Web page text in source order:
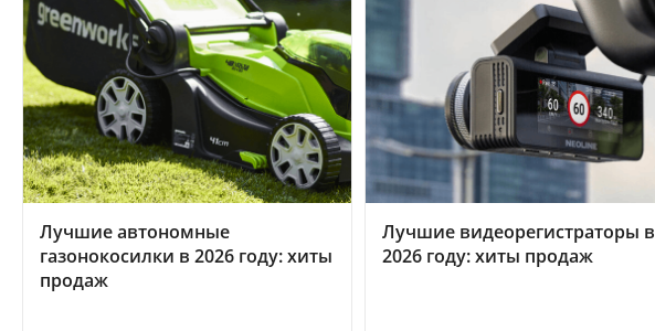
Лучшие автономные
газонокосилки в 2026 году: хиты
продаж
Лучшие видеорегистраторы в
2026 году: хиты продаж